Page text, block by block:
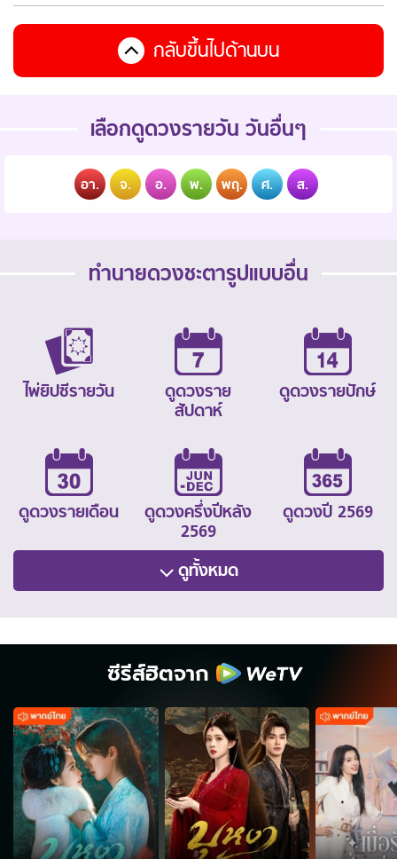
กลับขึ้นไปด้านบน
เลือกดูดวงรายวัน วันอื่นๆ
อา. จ. อ. พ. พฤ. ศ. ส.
ทำนายดวงชะตารูปแบบอื่น
ไพ่ยิปซีรายวัน
ดูดวงราย
สัปดาห์
ดูดวงรายปักษ์
ดูดวงรายเดือน
ดูดวงครึ่งปีหลัง
2569
ดูดวงปี 2569
ดูทั้งหมด
ซีรีส์ฮิตจาก